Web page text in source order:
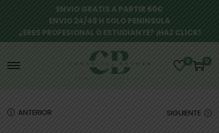
ENVIO GRATIS A PARTIR 60€
ENVIO 24/48 H SOLO PENINSULA
¿ERES PROFESIONAL O ESTUDIANTE? ¡HAZ CLICK!
0 0
ANTERIOR SIGUIENTE